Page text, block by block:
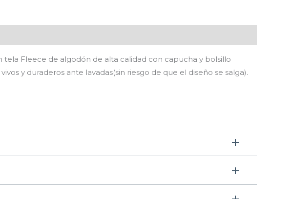
Fleece de algodón de alta calidad con capucha y bolsillo
y duraderos ante lavadas(sin riesgo de que el diseño se salga).